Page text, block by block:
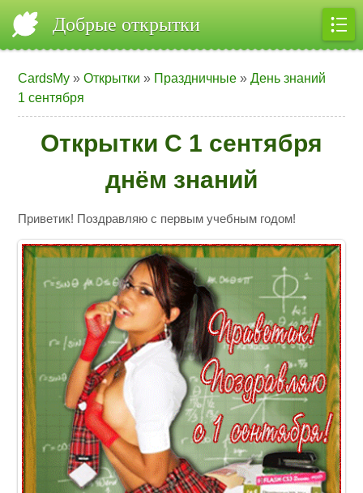
Добрые открытки
CardsMy »Открытки » Праздничные »День знаний
1 сентября
Открытки С 1 сентября
днём знаний
Приветик! Поздравляю с первым учебным годом!